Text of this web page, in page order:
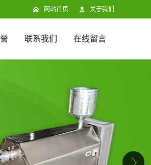
网站首页 关于我们
联系我们 在线留言